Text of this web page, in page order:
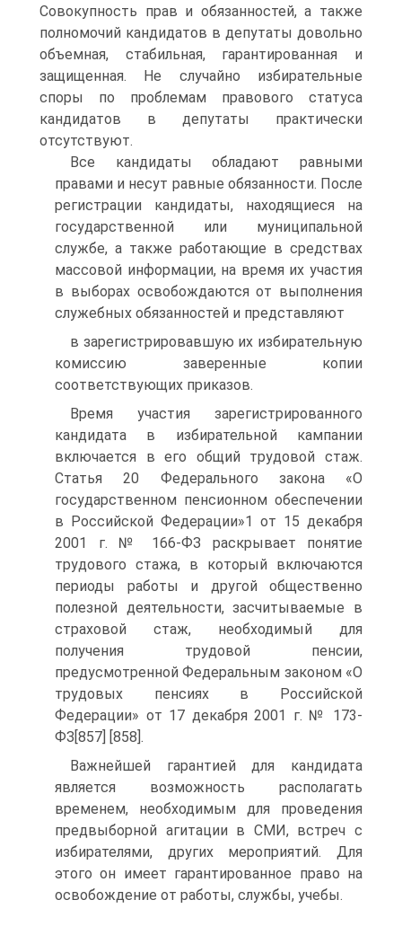
Совокупность прав и обязанностей, а также
полномочий кандидатов в депутаты довольно
объемная, стабильная, гарантированная и
защищенная. Не случайно избирательные
споры по проблемам правового статуса
кандидатов в депутаты практически
отсутствуют.
Все кандидаты обладают равными
правами и несут равные обязанности. После
регистрации кандидаты, находящиеся на
государственной или муниципальной
службе, а также работающие в средствах
массовой информации, на время их участия
в выборах освобождаются от выполнения
служебных обязанностей и представляют
в зарегистрировавшую их избирательную
комиссию заверенные копии
соответствующих приказов.
Время участия зарегистрированного
кандидата в избирательной кампании
включается в его общий трудовой стаж.
Статья 20 Федерального закона «О
государственном пенсионном обеспечении
в Российской Федерации»1 от 15 декабря
2001 г. № 166-ФЗ раскрывает понятие
трудового стажа, в который включаются
периоды работы и другой общественно
полезной деятельности, засчитываемые в
страховой стаж, необходимый для
получения трудовой пенсии,
предусмотренной Федеральным законом «О
трудовых пенсиях в Российской
Федерации» от 17 декабря 2001 г. № 173-
ФЗ[857] [858].
Важнейшей гарантией для кандидата
является возможность располагать
временем, необходимым для проведения
предвыборной агитации в СМИ, встреч с
избирателями, других мероприятий. Для
этого он имеет гарантированное право на
освобождение от работы, службы, учебы.